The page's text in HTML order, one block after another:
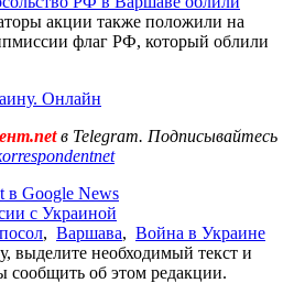
акции также положили на
флаг РФ, который облили
Онлайн
в Telegram. Подписывайтесь
в Google News
с Украиной
посол, Варшава, Война в Украине
выделите необходимый текст и
сообщить об этом редакции.